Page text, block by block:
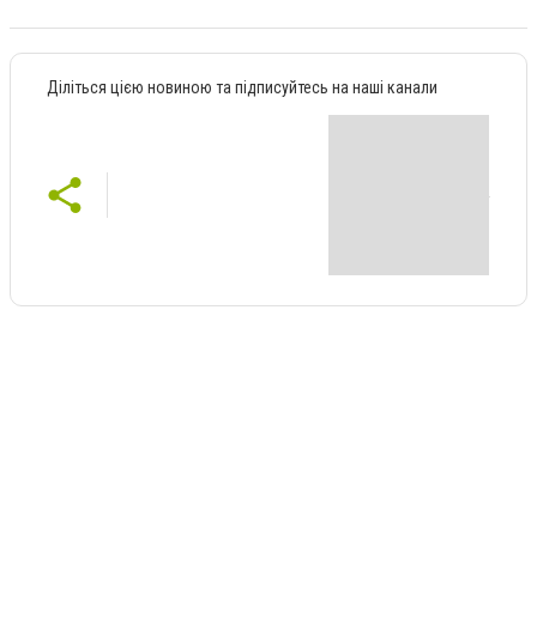
Діліться цією новиною та підписуйтесь на наші канали